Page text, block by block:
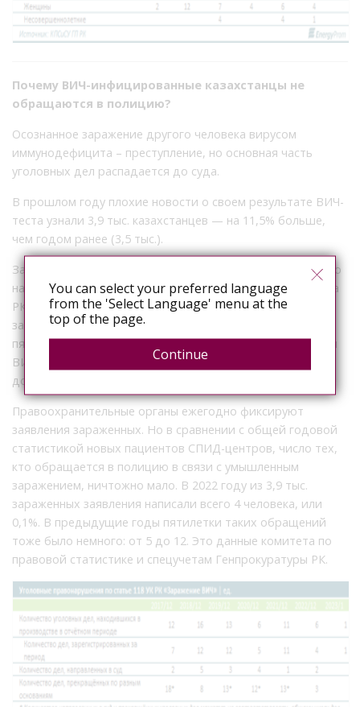
Почему ВИЧ-инфицированные казахстанцы не
обращаются в полицию?
Осознанное заражение другого человека вирусом
иммунодефицита – преступление, но основная часть
уголовных дел распадается до суда.
В прошлом году плохие новости о своем результате ВИЧ-
теста узнали 3,9 тыс. казахстанцев — на 11,5% больше,
чем годом ранее (3,5 тыс.).
Заражение ВИЧ-инфекцией другого человека — уголовно
наказуемое преступление. Статья 118 уголовного кодекса
РК гласит: если человек с положительным статусом ВИЧ
заразил другого, его могут лишить свободы на срок до
пяти лет. Исключение сделают только в том случае, если
ВИЧ-инфицированный предупредил партнера и тот
добровольно пошел на риск.
Правоохранительные органы ежегодно фиксируют
заявления зараженных. Но в сравнении с общей годовой
статистикой новых пациентов СПИД-центров, число тех,
кто обращается в полицию в связи с умышленным
заражением, ничтожно мало. В 2022 году из 3,9 тыс.
зараженных заявления написали всего 4 человека, или
0,1%. В предыдущие годы пятилетки таких обращений
тоже было немного: от 5 до 12. Это данные комитета по
правовой статистике и спецучетам Генпрокуратуры РК.
You can select your preferred language
from the 'Select Language' menu at the
top of the page.
Continue